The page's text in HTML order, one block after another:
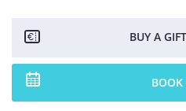
BUY A